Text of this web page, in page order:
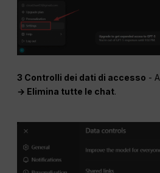
3 Controlli dei dati di accesso -
→ Elimina tutte le chat.